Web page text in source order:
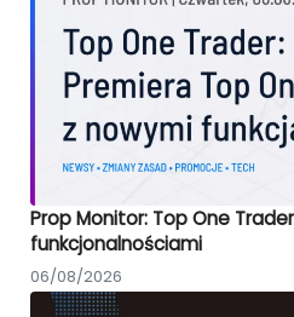
Prop Monitor: Top One
funkcjonalnościami
06/08/2026